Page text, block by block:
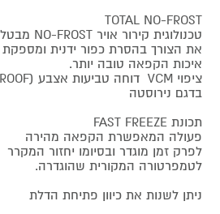
TOTAL NO-FROST
טכנולוגית קירור אויר NO-FROST מבטלת
את הצורך בהסרת כפור ידנית ומספקת
איכות הקפאה טובה יותר.
בדגם נירוסטה
תכונת FAST FREEZE
פעולה המאפשרת הקפאה מהירה
לפרק זמן מוגדר ובסיומו יחזור המקרר
לטמפרטורה המקורית שהוגדרה.
ניתן לשנות את כיוון פתיחת הדלת